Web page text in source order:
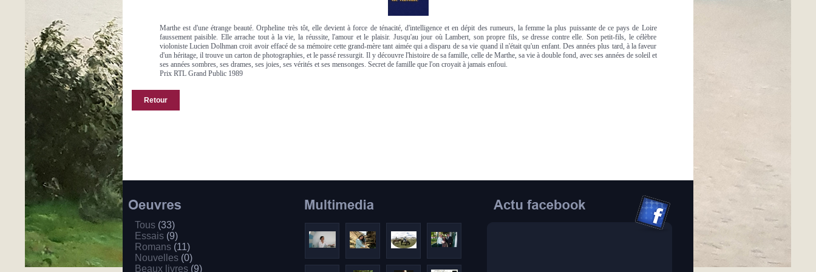
Marthe est d'une étrange beauté. Orpheline très tôt, elle devient à force de ténacité, d'intelligence et en dépit des rumeurs, la femme la plus puissante de ce pays de Loire
faussement paisible. Elle arrache tout à la vie, la réussite, l'amour et le plaisir. Jusqu'au jour où Lambert, son propre fils, se dresse contre elle. Son petit-fils, le célèbre
violoniste Lucien Dolhman croit avoir effacé de sa mémoire cette grand-mère tant aimée qui a disparu de sa vie quand il n'était qu'un enfant. Des années plus tard, à la faveur
d'un héritage, il trouve un carton de photographies, et le passé ressurgit. Il y découvre l'histoire de sa famille, celle de Marthe, sa vie à double fond, avec ses années de soleil et
ses années sombres, ses drames, ses joies, ses vérités et ses mensonges. Secret de famille que l'on croyait à jamais enfoui.
Prix RTL Grand Public 1989
Retour
Tous (33)
Essais (9)
Romans (11)
Nouvelles (0)
Beaux livres (9)